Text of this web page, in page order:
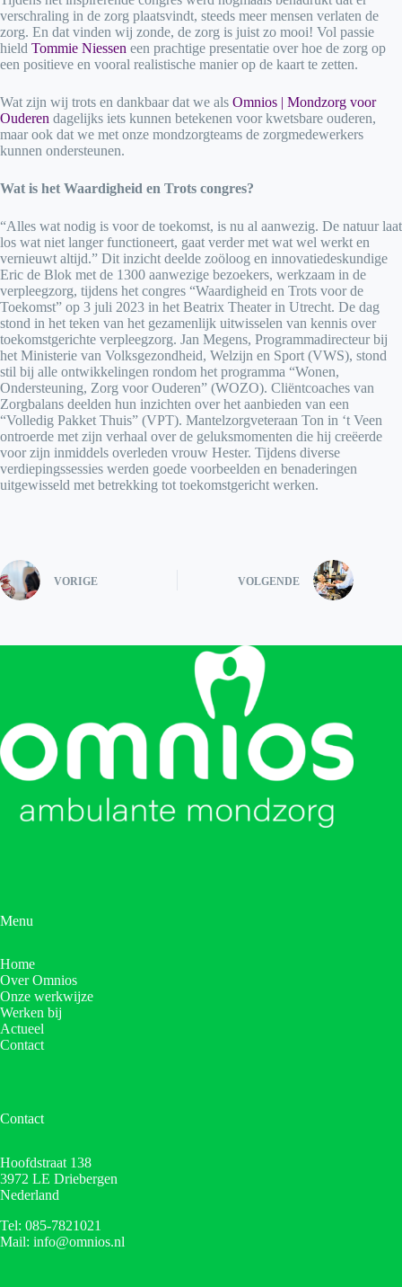
verschraling in de zorg plaatsvindt, steeds meer mensen verlaten de
zorg. En dat vinden wij zonde, de zorg is juist zo mooi! Vol passie
hield Tommie Niessen een prachtige presentatie over hoe de zorg op
een positieve en vooral realistische manier op de kaart te zetten.
Wat zijn wij trots en dankbaar dat we als Omnios | Mondzorg voor
Ouderen dagelijks iets kunnen betekenen voor kwetsbare ouderen,
maar ook dat we met onze mondzorgteams de zorgmedewerkers
kunnen ondersteunen.
Wat is het Waardigheid en Trots congres?
“Alles wat nodig is voor de toekomst, is nu al aanwezig. De natuur laat
los wat niet langer functioneert, gaat verder met wat wel werkt en
vernieuwt altijd.” Dit inzicht deelde zoöloog en innovatiedeskundige
Eric de Blok met de 1300 aanwezige bezoekers, werkzaam in de
verpleegzorg, tijdens het congres “Waardigheid en Trots voor de
Toekomst” op 3 juli 2023 in het Beatrix Theater in Utrecht. De dag
stond in het teken van het gezamenlijk uitwisselen van kennis over
toekomstgerichte verpleegzorg. Jan Megens, Programmadirecteur bij
het Ministerie van Volksgezondheid, Welzijn en Sport (VWS), stond
stil bij alle ontwikkelingen rondom het programma “Wonen,
Ondersteuning, Zorg voor Ouderen” (WOZO). Cliëntcoaches van
Zorgbalans deelden hun inzichten over het aanbieden van een
“Volledig Pakket Thuis” (VPT). Mantelzorgveteraan Ton in ‘t Veen
ontroerde met zijn verhaal over de geluksmomenten die hij creëerde
voor zijn inmiddels overleden vrouw Hester. Tijdens diverse
verdiepingssessies werden goede voorbeelden en benaderingen
uitgewisseld met betrekking tot toekomstgericht werken.
VORIGE VOLGENDE
Menu
Home
Over Omnios
Onze werkwijze
Werken bij
Actueel
Contact
Contact
Hoofdstraat 138
3972 LE Driebergen
Nederland
Tel: 085-7821021
Mail: info@omnios.nl